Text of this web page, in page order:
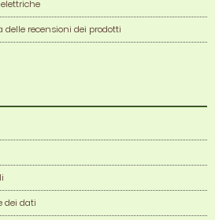
recensioni dei prodotti
dei dati